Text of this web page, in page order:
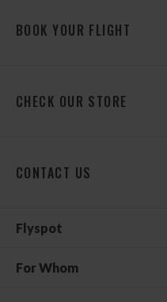
BOOK YOUR FLIGHT
CHECK OUR STORE
CONTACT US
Flyspot
For Whom